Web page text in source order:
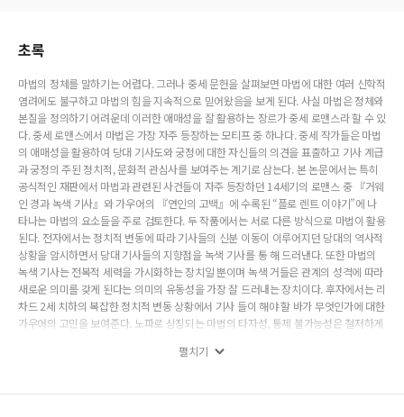
초록
마법의 정체를 말하기는 어렵다. 그러나 중세 문헌을 살펴보면 마법에 대한 여러 신학적
염려에도 불구하고 마법의 힘을 지속적으로 믿어왔음을 보게 된다. 사실 마법은 정체와
본질을 정의하기 어려운데 이러한 애매성을 잘 활용하는 장르가 중세 로맨스라 할 수 있
다. 중세 로맨스에서 마법은 가장 자주 등장하는 모티프 중 하나다. 중세 작가들은 마법
의 애매성을 활용하여 당대 기사도와 궁정에 대한 자신들의 의견을 표출하고 기사 계급
과 궁정의 주된 정치적, 문화적 관심사를 보여주는 계기로 삼는다. 본 논문에서는 특히
공식적인 재판에서 마법과 관련된 사건들이 자주 등장하던 14세기의 로맨스 중 『거웨
인 경과 녹색 기사』와 가우어의 『연인의 고백』에 수록된 “플로 렌트 이야기”에 나
타나는 마법의 요소들을 주로 검토한다. 두 작품에서는 서로 다른 방식으로 마법이 활용
된다. 전자에서는 정치적 변동에 따라 기사들의 신분 이동이 이루어지던 당대의 역사적
상황을 암시하면서 당대 기사들의 지향점을 녹색 기사를 통 해 드러낸다. 또한 마법의
녹색 기사는 전복적 세력을 가시화하는 장치일 뿐이며 녹색 거들은 관계의 성격에 따라
새로운 의미를 갖게 된다는 의미의 유동성을 가장 잘 드러내는 장치이다. 후자에서는 리
차드 2세 치하의 복잡한 정치적 변동 상황에서 기사 들이 해야 할 바가 무엇인가에 대한
가우어의 고민을 보여준다. 노파로 상징되는 마법의 타자성, 통제 불가능성은 철저하게
이념에 관해서는 두 작품 모두 전통적 이상과는 달라졌음을 암시한다. 표면적으로는 기
정치적, 경제적 현실에 따라 새롭게 정의되고 기대되고 있음이 암시된다. 마법을 대면하
펼치기